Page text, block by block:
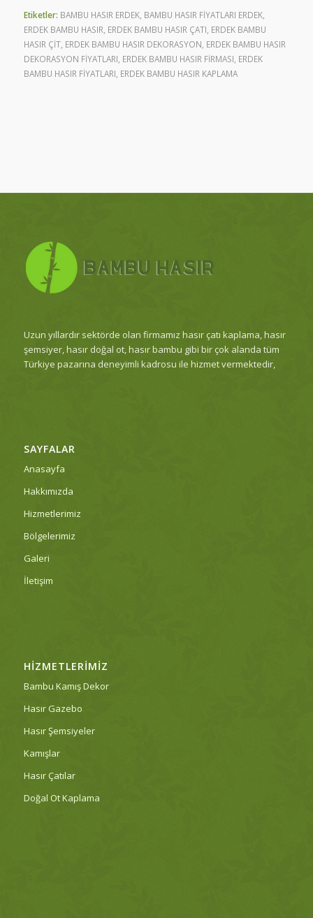
Etiketler: BAMBU HASIR ERDEK, BAMBU HASIR FİYATLARI ERDEK,
ERDEK BAMBU HASIR ERDEK BAMBU HASIR ÇATI ERDEK BAMBU
HASIR ÇİT, ERDEK BAMBU HASIR DEKORASYON ERDEK BAMBU HASIR
DEKORASYON FİYATLARI ERDEK BAMBU HASIR FİRMASI ERDEK
BAMBU HASIR FİYATLARI ERDEK BAMBU HASIR KAPLAMA
Uzun yıllardır sektörde olan firmamız hasır çatı kaplama, hasır
şemsiyer, hasır doğal ot, hasır bambu gibi bir çok alanda tüm
Türkiye pazarına deneyimli kadrosu ile hizmet vermektedir,
SAYFALAR
Anasayfa
Hakkımızda
Hizmetlerimiz
Bölgelerimiz
Galeri
İletişim
HIZMETLERIMIZ
Bambu Kamış Dekor
Hasır Gazebo
Hasır Şemsiyeler
Kamışlar
Hasır Çatılar
Doğal Ot Kaplama